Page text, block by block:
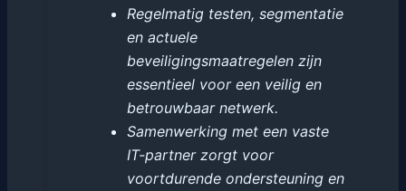
Regelmatig testen, segmentatie
en actuele
beveiligingsmaatregelen zijn
essentieel voor een veilig en
betrouwbaar netwerk.
Samenwerking met een vaste
IT-partner zorgt voor
voortdurende ondersteuning en